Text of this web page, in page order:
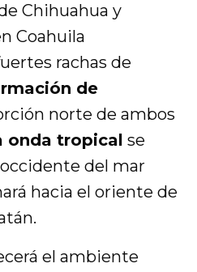
Chihuahua y
Coahuila
rachas de
de
norte de ambos
onda tropical se
del mar
hacia el oriente de
el ambiente